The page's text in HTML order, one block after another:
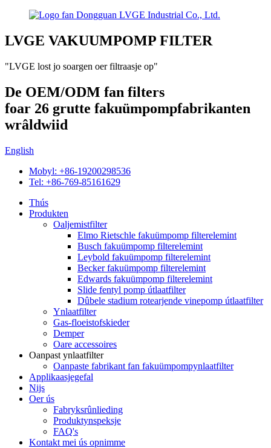
LVGE VAKUUMPOMP FILTER
"LVGE lost jo soargen oer filtraasje op"
De OEM/ODM fan filters
foar 26 grutte fakuümpompfabrikanten
wrâldwiid
English
Mobyl: +86-19200298536
Tel: +86-769-85161629
Thús
Produkten
Oaljemistfilter
Elmo Rietschle fakuümpomp filterelemint
Busch fakuümpomp filterelemint
Leybold fakuümpomp filterelemint
Becker fakuümpomp filterelemint
Edwards fakuümpomp filterelemint
Slide fentyl pomp útlaatfilter
Dûbele stadium rotearjende vinepomp útlaatfilter
Ynlaatfilter
Gas-floeistofskieder
Demper
Oare accessoires
Oanpast ynlaatfilter
Oanpaste fabrikant fan fakuümpompynlaatfilter
Applikaasjegefal
Nijs
Oer ús
Fabryksrûnlieding
Produktynspeksje
FAQ's
Kontakt mei ús opnimme